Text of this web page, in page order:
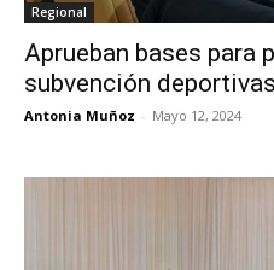
Regional
Aprueban bases para
subvención
Antonia Muñoz - Mayo 12, 2024